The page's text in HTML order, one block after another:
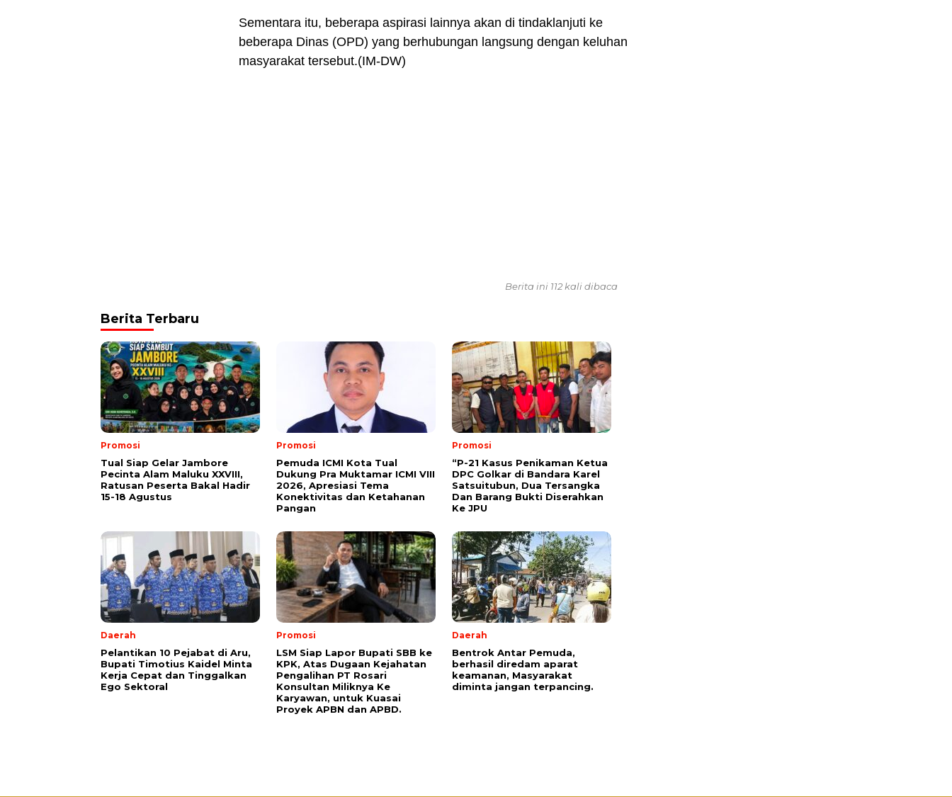
Sementara itu, beberapa aspirasi lainnya akan di tindaklanjuti ke
beberapa Dinas (OPD) yang berhubungan langsung dengan keluhan
masyarakat tersebut.(IM-DW)
Berita ini 112 kali dibaca
Berita Terbaru
Promosi
Tual Siap Gelar Jambore
Pecinta Alam Maluku XXVIII,
Ratusan Peserta Bakal Hadir
15-18 Agustus
Promosi
Pemuda ICMI Kota Tual
Dukung Pra Muktamar ICMI VIII
2026, Apresiasi Tema
Konektivitas dan Ketahanan
Pangan
Promosi
“P-21 Kasus Penikaman Ketua
DPC Golkar di Bandara Karel
Satsuitubun, Dua Tersangka
Dan Barang Bukti Diserahkan
Ke JPU
Daerah
Pelantikan 10 Pejabat di Aru,
Bupati Timotius Kaidel Minta
Kerja Cepat dan Tinggalkan
Ego Sektoral
Promosi
LSM Siap Lapor Bupati SBB ke
KPK, Atas Dugaan Kejahatan
Pengalihan PT Rosari
Konsultan Miliknya Ke
Karyawan, untuk Kuasai
Proyek APBN dan APBD.
Daerah
Bentrok Antar Pemuda,
berhasil diredam aparat
keamanan, Masyarakat
diminta jangan terpancing.